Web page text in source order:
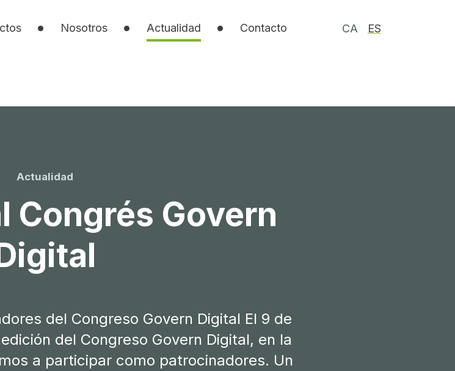
Nosotros Actualidad Contacto CA ES
Actualidad
Congrés Govern
del Congreso Govern Digital El 9 de
del Congreso Govern Digital, en la
a participar como patrocinadores. Un